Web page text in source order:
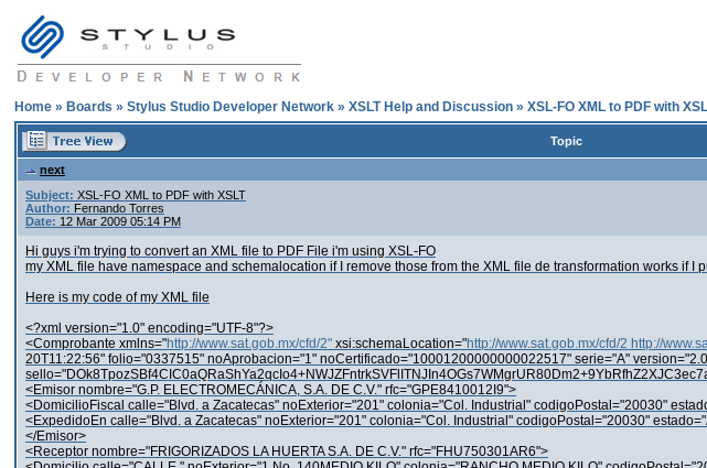
Home » Boards » Stylus Studio Developer Network » XSLT Help and Discussion » XSL-FO XML to PDF with
Topic
next
Subject: XSL-FO XML to PDF with XSLT
Author: Fernando Torres
Date: 12 Mar 2009 05:14 PM
Hi guys i'm trying to convert an XML file to PDF File i'm using XSL-FO
my XML file have namespace and schemalocation if I remove those from the XML file de transformation works if
Here is my code of my XML file
<?xml version="1.0" encoding="UTF-8"?>
<Comprobante xmlns="http://www.sat.gob.mx/cfd/2" xsi:schemaLocation="http://www.sat.gob.mx/cfd/2 http://
20T11:22:56" folio="0337515" noAprobacion="1" noCertificado="10001200000000022517" serie="A"
<Emisor nombre="G.P. ELECTROMECÁNICA, S.A. DE C.V." rfc="GPE8410012I9">
<DomicilioFiscal calle="Blvd. a Zacatecas" noExterior="201" colonia="Col. Industrial" codigoPostal="20030"
<ExpedidoEn calle="Blvd. a Zacatecas" noExterior="201" colonia="Col. Industrial" codigoPostal="20030"
</Emisor>
<Receptor nombre="FRIGORIZADOS LA HUERTA S.A. DE C.V." rfc="FHU750301AR6">